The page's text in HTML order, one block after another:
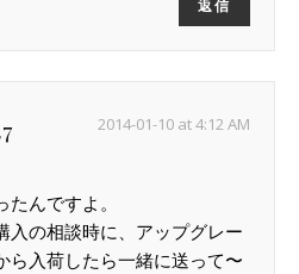
返信
2014-01-10 at 4:12 AM
んですよ。
入の相談時に、アップグレー
ら入荷したら一緒に送って〜